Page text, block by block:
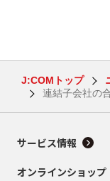
J:COMトップ
連結子会社の
サービス情報
オンラインショップ